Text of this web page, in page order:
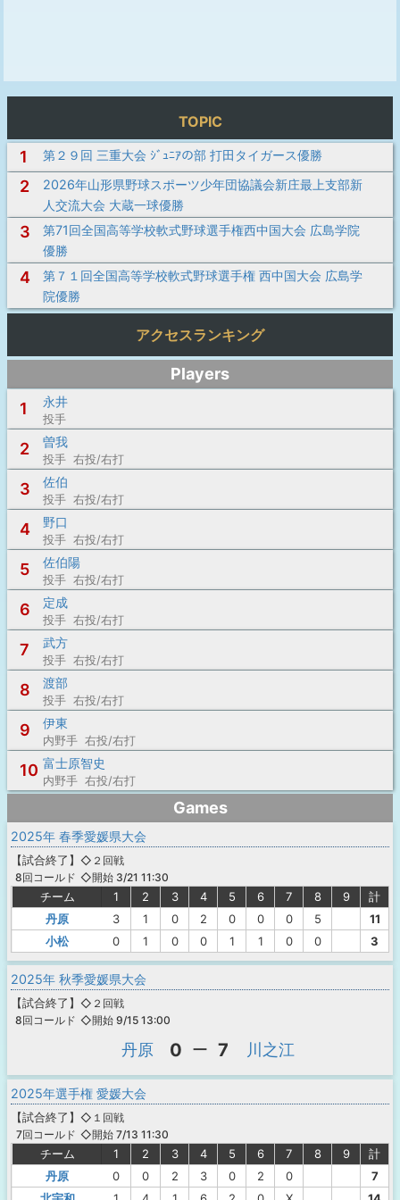
TOPIC
1 第２９回 三重大会 ｼﾞｭﾆｱの部 打田タイガース優勝
2
2026年山形県野球スポーツ少年団協議会新庄最上支部新
人交流大会 大蔵一球優勝
3
第71回全国高等学校軟式野球選手権西中国大会 広島学院
優勝
4
第７１回全国高等学校軟式野球選手権 西中国大会 広島学
院優勝
アクセスランキング
Players
1
永井
投手
2 曽我
投手 右投/右打
3 佐伯
投手 右投/右打
4 野口
投手 右投/右打
5 佐伯陽
投手 右投/右打
6 定成
投手 右投/右打
7 武方
投手 右投/右打
8 渡部
投手 右投/右打
9 伊東
内野手 右投/右打
10 富士原智史
内野手 右投/右打
Games
2025年 春季愛媛県大会
【試合終了 】
8回コールド
◇２回戦
◇開始 3/21 11:30
チーム 1 2 3 4 5 6 7 8 9
計
丹原
3 1 0 2 0 0 0 5
11
小松
0 1 0 0 1 1 0 0 3
2025年 秋季愛媛県大会
【試合終了 】
8回コールド
◇２回戦
◇開始 9/15 13:00
丹原 0 ー 7 川之江
2025年選手権 愛媛大会
【試合終了 】
7回コールド
◇１回戦
◇開始 7/13 11:30
チーム 1 2 3 4 5 6 7 8 9
計
丹原
0 0 2 3 0 2 0
7